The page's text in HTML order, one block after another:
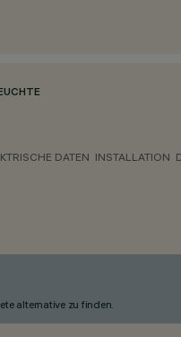
DATEN INSTALLATION
alternative zu finden.